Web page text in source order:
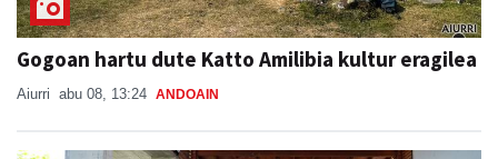
Gogoan hartu dute Katto Amilibia kultur eragilea
Aiurri abu 08, 13:24 ANDOAIN